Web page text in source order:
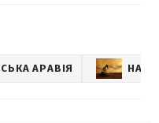
АРАВІЯ